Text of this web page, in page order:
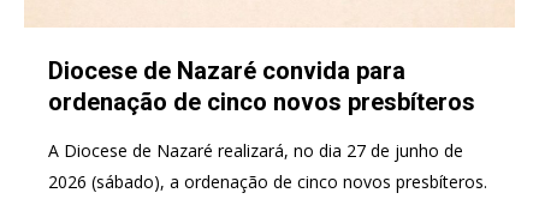
Diocese de Nazaré convida para
ordenação de cinco novos presbíteros
A Diocese de Nazaré realizará, no dia 27 de junho de
2026 (sábado), a ordenação de cinco novos presbíteros.